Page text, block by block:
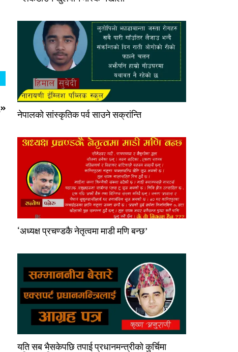
नेपालको सांस्कृतिक पर्व साउने सक्रांन्ति
‘अध्यक्ष प्रचण्डकै नेतृत्वमा माडी मणि बन्छ’
यति सब भैसकेपछि तपाई प्रधानमन्त्रीको कुर्चिमा